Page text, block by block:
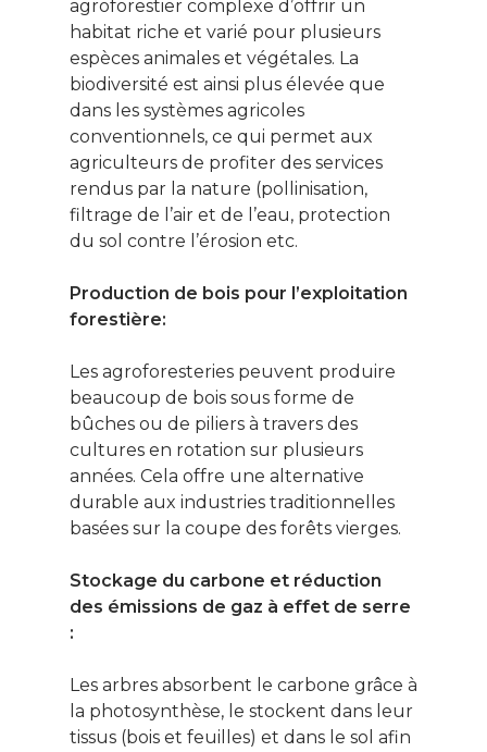
agroforestier complexe d’offrir un
habitat riche et varié pour plusieurs
espèces animales et végétales. La
biodiversité est ainsi plus élevée que
dans les systèmes agricoles
conventionnels, ce qui permet aux
agriculteurs de profiter des services
rendus par la nature (pollinisation,
filtrage de l’air et de l’eau, protection
du sol contre l’érosion etc.
Production de bois pour l’exploitation
forestière:
Les agroforesteries peuvent produire
beaucoup de bois sous forme de
bûches ou de piliers à travers des
cultures en rotation sur plusieurs
années. Cela offre une alternative
durable aux industries traditionnelles
basées sur la coupe des forêts vierges.
Stockage du carbone et réduction
des émissions de gaz à effet de serre
:
Les arbres absorbent le carbone grâce à
la photosynthèse, le stockent dans leur
tissus (bois et feuilles) et dans le sol afin